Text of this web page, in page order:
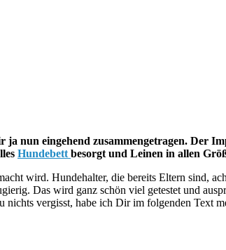
ja nun eingehend zusammengetragen. Der
Hundebett besorgt und Leinen in allen
wird. Hundehalter, die bereits Eltern sind,
Das wird ganz schön viel getestet und
vergisst, habe ich Dir im folgenden Text